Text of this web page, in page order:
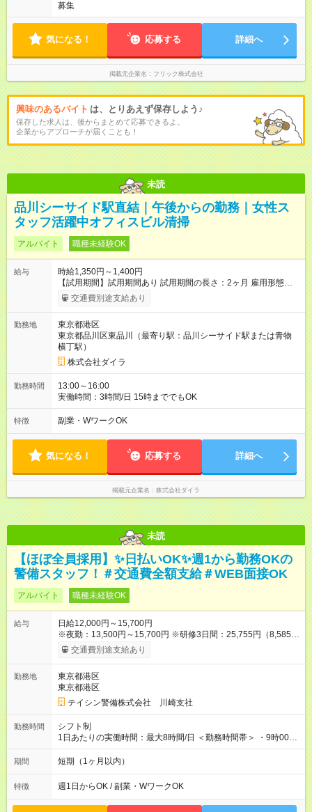
募集
気になる！ 応募する 詳細へ
掲載元企業名 フリック株式会社
興味のあるバイト は、とりあえず保存しよう♪
保存した求人は、後からまとめて応募できるよ。
企業からアプローチが届くことも！
未読
品川シーサイド駅直結｜午後からの勤務｜女性ス
タッフ活躍中オフィスビル清掃
アルバイト 職種未経験OK
給与
時給1,350円～1,400円
【試用期間】試用期間あり 試用期間の長さ：2ヶ月 雇用形態、
給与は本採用時と同じです。
交通費別途支給あり
勤務地
東京都港区
東京都品川区東品川（最寄り駅：品川シーサイド駅または青物
横丁駅）
株式会社ダイラ
勤務時間
13:00～16:00
実働時間：3時間/日 15時まででもOK
特徴 副業・WワークOK
気になる！ 応募する 詳細へ
掲載元企業名 株式会社ダイラ
未読
【ほぼ全員採用】✨日払いOK✨週1から勤務OKの
警備スタッフ！＃交通費全額支給＃WEB面接OK
アルバイト 職種未経験OK
給与
日給12,000円～15,700円
※夜勤：13,500円～15,700円 ※研修3日間：25,755円（8,585円
×3日間／計21時間） ✅早上がりでも日給全額保証◎ ✅寮完備！
即入居OK！ ✅週1日～勤務OK ✅週5日勤務×フルタイムも可能 ✅
得費用は会社が全額負担します。 ＜＜ ✨紹介報奨金キャンペー
ン✨ ＞＞ 紹介する側＆入社する側も嬉しい制度！ 条件に応じ
て、下記報奨金を支給♪ ■紹介者：最大10万円 ■入社者：最大5万
円 ■入社者（即戦力）：最大7万円 【試用期間】試用期間あり 試
用期間の長さ：2ヶ月 雇用形態、給与は本採用時と同じです。
交通費別途支給あり
勤務地
東京都港区
東京都港区
テイシン警備株式会社 川崎支社
勤務時間
シフト制
1日あたりの実働時間：最大8時間/日 ＜勤務時間帯＞ ・9時00分
～18時00分 ・20時00分～05時00分 ◎週1日から勤務可能で、1
週間ごとの自己申告制シフトを採用。短期勤務や副業としての
イフスタイルに合わせた働き方ができます。有給休暇も積極的
に取得可能です！
期間 短期（1ヶ月以内）
特徴 週1日からOK / 副業・WワークOK